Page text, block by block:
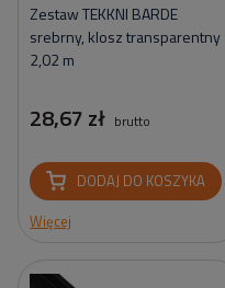
Zestaw TEKKNI BARDE
srebrny, klosz transparentny
2,02 m
28,67 zł brutto
DODAJ DO KOSZYKA
Więcej